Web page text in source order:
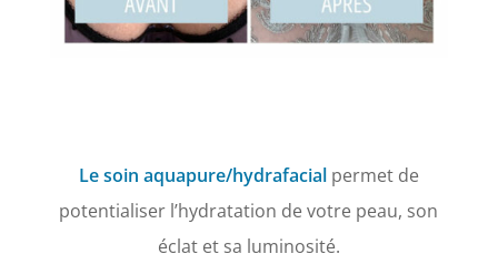
Le soin aquapure/hydrafacialpermet de
potentialiser l’hydratation de votre peau, son
éclat et sa luminosité.